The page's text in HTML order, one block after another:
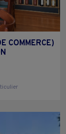
COMMERCE)